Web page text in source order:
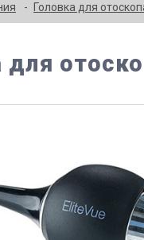
Головка для
для